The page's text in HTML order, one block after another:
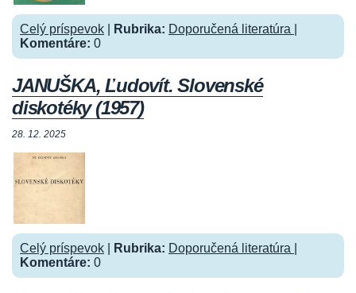
Celý príspevok Rubrika: Doporučená literatúra
Komentáre: 0
JANUŠKA, Ľudovít. Slovenské
diskotéky (1957)
28. 12. 2025
Celý príspevok Rubrika: Doporučená literatúra
Komentáre: 0